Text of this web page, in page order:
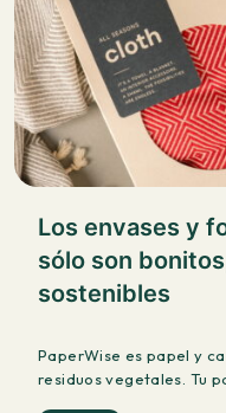
Los envases y
sólo son
sostenibles
PaperWise es papel y
residuos vegetales. Tu